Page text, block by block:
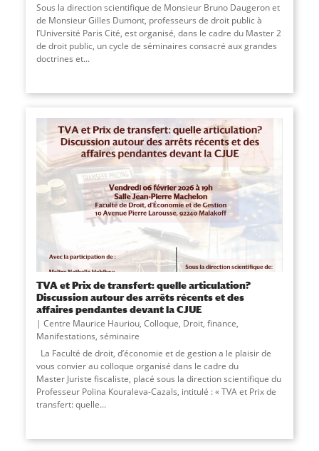
Sous la direction scientifique de Monsieur Bruno Daugeron et
de Monsieur Gilles Dumont, professeurs de droit public à
l’Université Paris Cité, est organisé, dans le cadre du Master 2
de droit public, un cycle de séminaires consacré aux grandes
doctrines et...
TVA et Prix de transfert: quelle articulation?
Discussion autour des arrêts récents et des
affaires pendantes devant la CJUE
Centre Maurice Hauriou, Colloque, Droit, finance,
Manifestations, séminaire
La Faculté de droit, d’économie et de gestion a le plaisir de
vous convier au colloque organisé dans le cadre du
Master Juriste fiscaliste, placé sous la direction scientifique du
Professeur Polina Kouraleva-Cazals, intitulé : « TVA et Prix de
transfert: quelle...